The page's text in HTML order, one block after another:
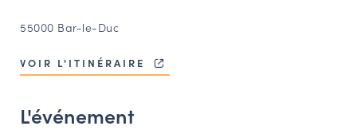
OUTILS EN LIGNE
Espace acteurs
55000 Bar-le-Duc
VOIR L'ITINÉRAIRE
L'événement